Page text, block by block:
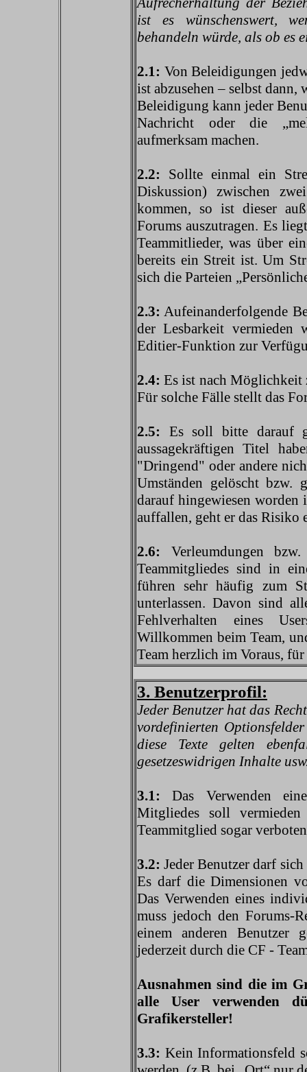
ist es wünschenswert,
behandeln würde, als ob es
2.1: Von Beleidigungen
ist abzusehen – selbst
Beleidigung kann jeder
Nachricht oder die
aufmerksam machen.
2.2: Sollte einmal ein
Diskussion) zwischen
kommen, so ist dieser
Forums auszutragen. Es
Teammitlieder, was über
bereits ein Streit ist. Um
sich die Parteien
2.3: Aufeinanderfolgende
der Lesbarkeit vermieden
Editier-Funktion zur
2.4: Es ist nach Möglichkeit
Für solche Fälle stellt das
2.5: Es soll bitte darauf
aussagekräftigen Titel
"Dringend" oder andere
Umständen gelöscht bzw.
darauf hingewiesen worden
auffallen, geht er das Risiko
2.6: Verleumdungen
Teammitgliedes sind in
führen sehr häufig zum
unterlassen. Davon sind
Fehlverhalten eines
Willkommen beim Team,
Team herzlich im Voraus,
3. Benutzerprofil:
Jeder Benutzer hat das
vordefinierten
diese Texte gelten
gesetzeswidrigen Inhalte
3.1: Das Verwenden
Mitgliedes soll
Teammitglied sogar
3.2: Jeder Benutzer darf
Es darf die Dimensionen
Das Verwenden eines
muss jedoch den Forums-
einem anderen Benutzer
jederzeit durch die CF -
Ausnahmen sind die im
alle User verwenden
Grafikersteller!
3.3: Kein Informationsfeld